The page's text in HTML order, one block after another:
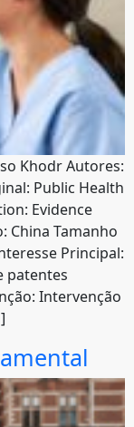
Khodr Autores:
Public Health
Evidence
China Tamanho
Principal:
patentes
Intervenção